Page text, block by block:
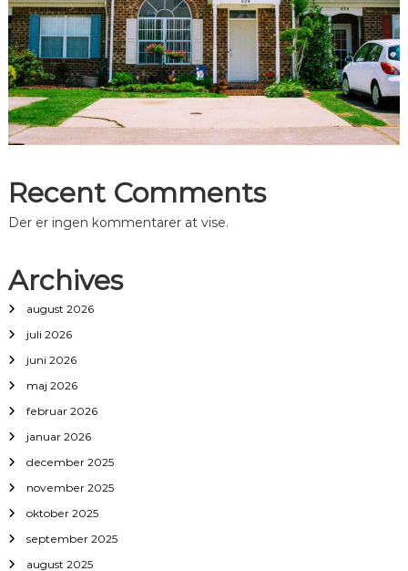
Recent Comments
Der er ingen kommentarer at vise.
Archives
august 2026
juli 2026
juni 2026
maj 2026
februar 2026
januar 2026
december 2025
november 2025
oktober 2025
september 2025
august 2025